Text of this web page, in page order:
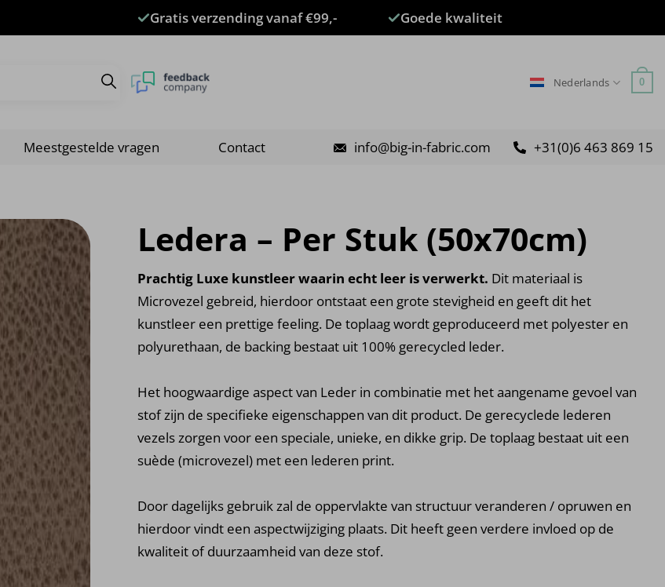
Gratis verzending vanaf €99,- Goede kwaliteit
Nederlands 0
Meestgestelde vragen Contact info@big-in-fabric.com +31(0)6 463 869 15
Ledera – Per Stuk (50x70cm)
Prachtig Luxe kunstleer waarin echt leer is verwerkt. Dit materiaal is
Microvezel gebreid, hierdoor ontstaat een grote stevigheid en geeft dit het
kunstleer een prettige feeling. De toplaag wordt geproduceerd met polyester en
polyurethaan, de backing bestaat uit 100% gerecycled leder.
Het hoogwaardige aspect van Leder in combinatie met het aangename gevoel van
stof zijn de specifieke eigenschappen van dit product. De gerecyclede lederen
vezels zorgen voor een speciale, unieke, en dikke grip. De toplaag bestaat uit een
suède (microvezel) met een lederen print.
Door dagelijks gebruik zal de oppervlakte van structuur veranderen / opruwen en
hierdoor vindt een aspectwijziging plaats. Dit heeft geen verdere invloed op de
kwaliteit of duurzaamheid van deze stof.